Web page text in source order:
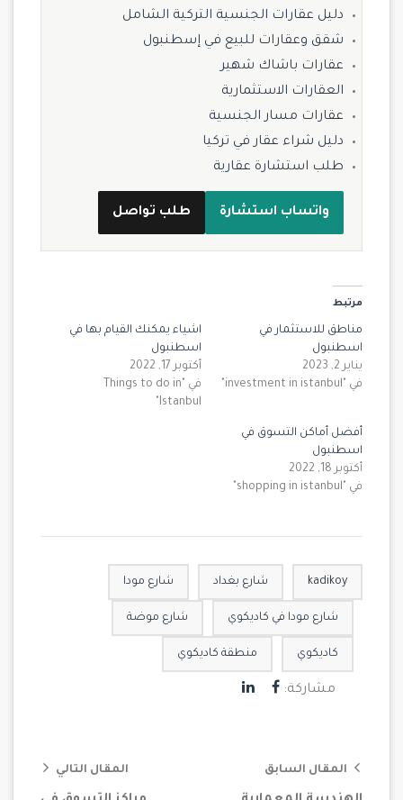
دليل عقارات الجنسية التركية الشامل
شقق وعقارات للبيع في إسطنبول
عقارات باشاك شهير
العقارات الاستثمارية
عقارات مسار الجنسية
دليل شراء عقار في تركيا
طلب استشارة عقارية
واتساب استشارة طلب تواصل
مرتبط
مناطق للاستثمار في
اسطنبول
يناير 2, 2023
في "investment in istanbul"
اشياء يمكنك القيام بها في
اسطنبول
أكتوبر 17, 2022
في "Things to do in
Istanbul"
أفضل أماكن التسوق في
اسطنبول
أكتوبر 18, 2022
في "shopping in istanbul"
kadikoy شارع بغداد شارع مودا
شارع مودا في كاديكوي شارع موضة
كاديكوي منطقة كاديكوي
مشاركة:
المقال السابق المقال التالي